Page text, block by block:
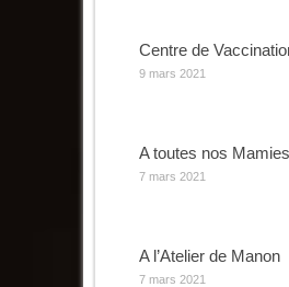
Centre de
9 mars 2021
A toutes nos Mamies
7 mars 2021
A l’Atelier de Manon
7 mars 2021